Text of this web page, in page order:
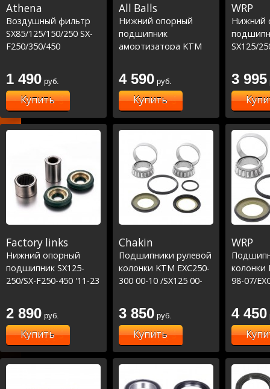
Athena
Воздушный фильтр
SX85/125/150/250 SX-
F250/350/450
TC85/125/250
FC250/350/450
1 490 руб.
Купить
All Balls
Нижний опорный
подшипник
амортизатора KTM
10, SX-SX-F450 '03-10
4 590 руб.
Купить
WRP
Нижний
SX125/
(29-5066)
3 995
Factory links
Нижний опорный
подшипник SX125-
250/SX-F250-450 '11-23
#MC/MCF 21-23 (29-
5090)
2 890 руб.
Купить
Chakin
Подшипники рулевой
колонки KTM EXC250-
300 00-10 /SX125 00-
00-23 /SXF250 03-
23/SXF350 11-23
/SXF450 11-23 (22-
1026)
3 850 руб.
Купить
WRP
колонки
98-07/
22/
22/
17/
22/
22/
22/
94-22/
4 450